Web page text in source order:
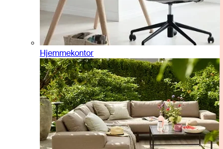
Hjemmekontor